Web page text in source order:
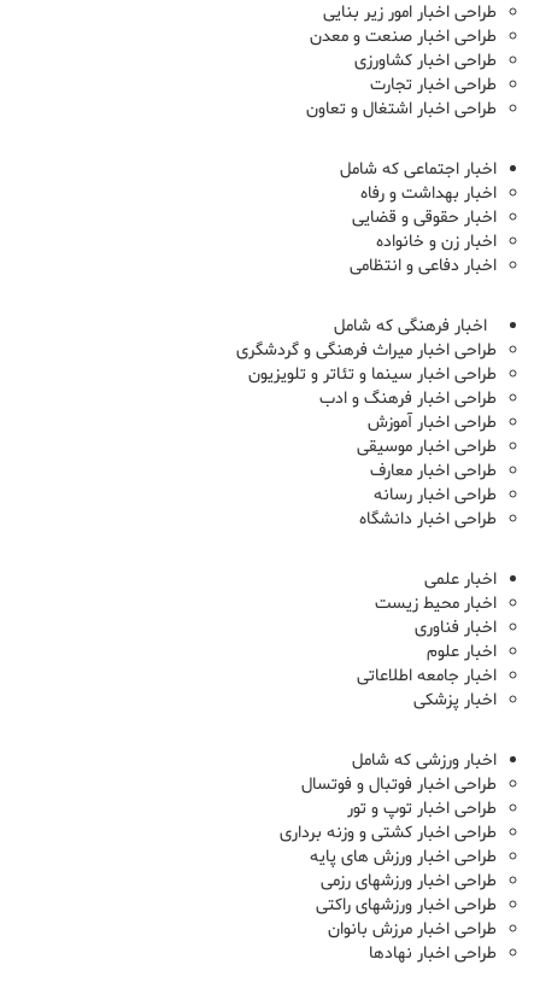
طراحی اخبار امور زیر بنایی
طراحی اخبار صنعت و معدن
طراحی اخبار کشاورزی
طراحی اخبار تجارت
طراحی اخبار اشتغال و تعاون
اخبار اجتماعی که شامل
اخبار بهداشت و رفاه
اخبار حقوقی و قضایی
اخبار زن و خانواده
اخبار دفاعی و انتظامی
اخبار فرهنگی که شامل
طراحی اخبار میراث فرهنگی و گردشگری
طراحی اخبار سینما و تئاتر و تلویزیون
طراحی اخبار فرهنگ و ادب
طراحی اخبار آموزش
طراحی اخبار موسیقی
طراحی اخبار معارف
طراحی اخبار رسانه
طراحی اخبار دانشگاه
اخبار علمی
اخبار محیط زیست
اخبار فناوری
اخبار علوم
اخبار جامعه اطلاعاتی
اخبار پزشکی
اخبار ورزشی که شامل
طراحی اخبار فوتبال و فوتسال
طراحی اخبار توپ و تور
طراحی اخبار کشتی و وزنه برداری
طراحی اخبار ورزش های پایه
طراحی اخبار ورزشهای رزمی
طراحی اخبار ورزشهای راکتی
طراحی اخبار مرزش بانوان
طراحی اخبار نهادها